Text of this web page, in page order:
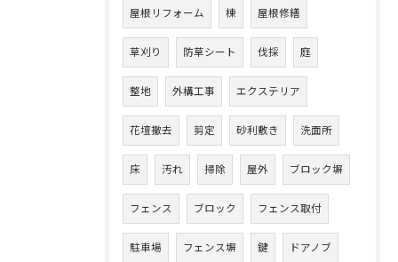
屋根リフォーム 棟 屋根修繕
草刈り 防草シート 伐採 庭
整地 外構工事 エクステリア
花壇撤去 剪定 砂利敷き 洗面所
床 汚れ 掃除 屋外 ブロック塀
フェンス ブロック フェンス取付
駐車場 フェンス塀 鍵 ドアノブ